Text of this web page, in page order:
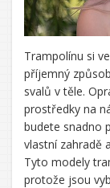
Trampolínu si
příjemný
svalů v těle.
prostředky na
budete snadno
vlastní zahradě
Tyto modely
protože jsou